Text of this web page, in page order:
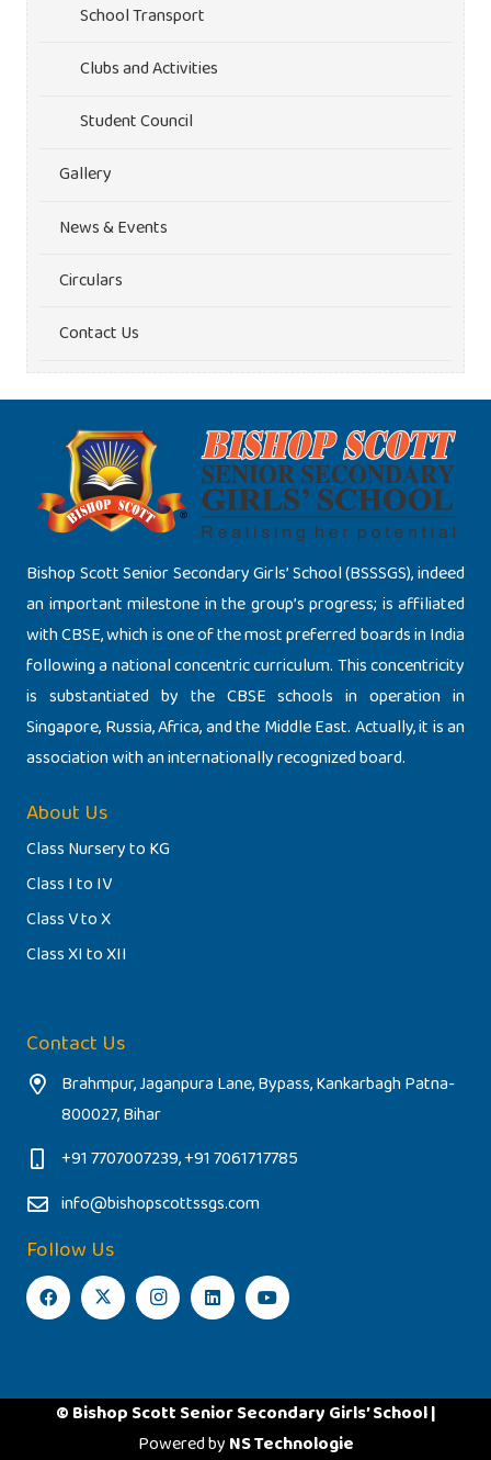
School Transport
Clubs and Activities
Student Council
Gallery
News & Events
Circulars
Contact Us
Bishop Scott Senior Secondary Girls’ School (BSSSGS), indeed
an important milestone in the group’s progress; is affiliated
with CBSE, which is one of the most preferred boards in India
following a national concentric curriculum. This concentricity
is substantiated by the CBSE schools in operation in
Singapore, Russia, Africa, and the Middle East. Actually, it is an
association with an internationally recognized board.
About Us
Class Nursery to KG
Class I to IV
Class V to X
Class XI to XII
Contact Us
Brahmpur, Jaganpura Lane, Bypass, Kankarbagh Patna-
800027, Bihar
+91 7707007239, +91 7061717785
info@bishopscottssgs.com
Follow Us
© Bishop Scott Senior Secondary Girls’ School |
Powered by NS Technologie